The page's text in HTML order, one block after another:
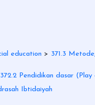
education > 371.3
372.2 Pendidikan dasar (Play
Ibtidaiyah